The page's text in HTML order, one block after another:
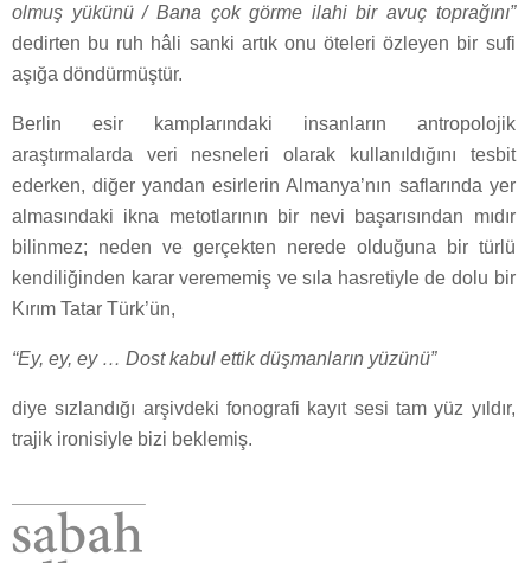
olmuş yükünü / Bana çok görme ilahi bir avuç toprağını”
dedirten bu ruh hâli sanki artık onu öteleri özleyen bir sufi
aşığa döndürmüştür.
Berlin esir kamplarındaki insanların antropolojik
araştırmalarda veri nesneleri olarak kullanıldığını tesbit
ederken, diğer yandan esirlerin Almanya’nın saflarında yer
almasındaki ikna metotlarının bir nevi başarısından mıdır
bilinmez; neden ve gerçekten nerede olduğuna bir türlü
kendiliğinden karar verememiş ve sıla hasretiyle de dolu bir
Kırım Tatar Türk’ün,
“Ey, ey, ey … Dost kabul ettik düşmanların yüzünü”
diye sızlandığı arşivdeki fonografi kayıt sesi tam yüz yıldır,
trajik ironisiyle bizi beklemiş.